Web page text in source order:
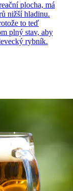
plocha, má
nižší hladinu.
to teď
plný stav, aby
rybník.